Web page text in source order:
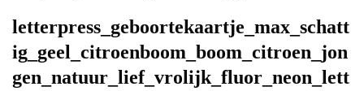
letterpress_geboortekaartje_max_schatt
ig_geel_citroenboom_boom_citroen_jon
gen_natuur_lief_vrolijk_fluor_neon_lett